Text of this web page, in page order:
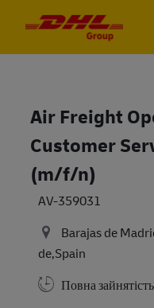
Air Freight
Customer
(m/f/n)
AV-359031
Barajas de
de,Spain
Повна зайнятість